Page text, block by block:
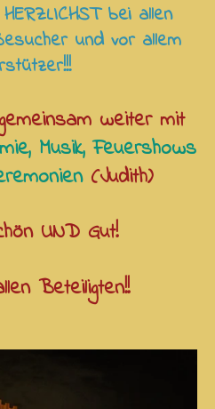
bei allen
und vor allem
weiter mit
Musik, Feuershows
(Judith)
UND Gut!
Beteiligten!!